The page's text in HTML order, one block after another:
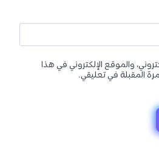
والموقع الإلكتروني في هذا
المقبلة في تعليقي.